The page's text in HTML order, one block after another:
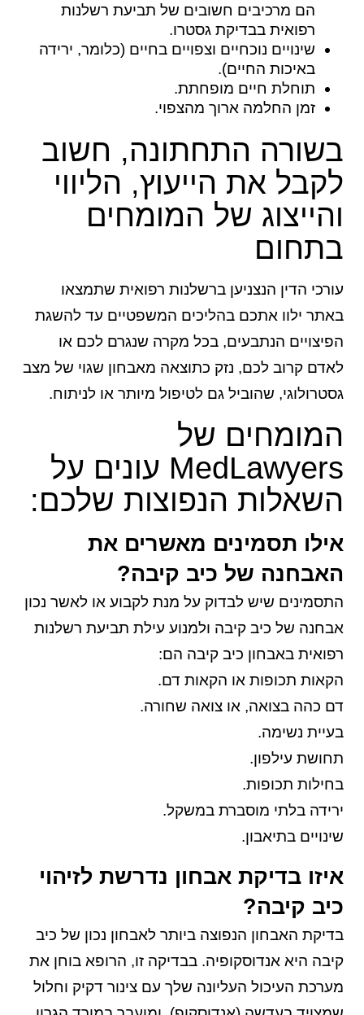
הם מרכיבים חשובים של תביעת רשלנות
רפואית בבדיקת גסטרו.
שינויים נוכחיים וצפויים בחיים (כלומר, ירידה
באיכות החיים).
תוחלת חיים מופחתת.
זמן החלמה ארוך מהצפוי.
בשורה התחתונה, חשוב
לקבל את הייעוץ, הליווי
והייצוג של המומחים
בתחום
עורכי הדין הנצניען ברשלנות רפואית שתמצאו
באתר ילוו אתכם בהליכים המשפטיים עד להשגת
הפיצויים הנתבעים, בכל מקרה שנגרם לכם או
לאדם קרוב לכם, נזק כתוצאה מאבחון שגוי של מצב
גסטרולוגי, שהוביל גם לטיפול מיותר או לניתוח.
המומחים של
MedLawyers עונים על
השאלות הנפוצות שלכם:
אילו תסמינים מאשרים את
האבחנה של כיב קיבה?
התסמינים שיש לבדוק על מנת לקבוע או לאשר נכון
אבחנה של כיב קיבה ולמנוע עילת תביעת רשלנות
רפואית באבחון כיב קיבה הם:
הקאות תכופות או הקאות דם.
דם כהה בצואה, או צואה שחורה.
בעיית נשימה.
תחושת עילפון.
בחילות תכופות.
ירידה בלתי מוסברת במשקל.
שינויים בתיאבון.
איזו בדיקת אבחון נדרשת לזיהוי
כיב קיבה?
בדיקת האבחון הנפוצה ביותר לאבחון נכון של כיב
קיבה היא אנדוסקופיה. בבדיקה זו, הרופא בוחן את
מערכת העיכול העליונה שלך עם צינור דקיק וחלול